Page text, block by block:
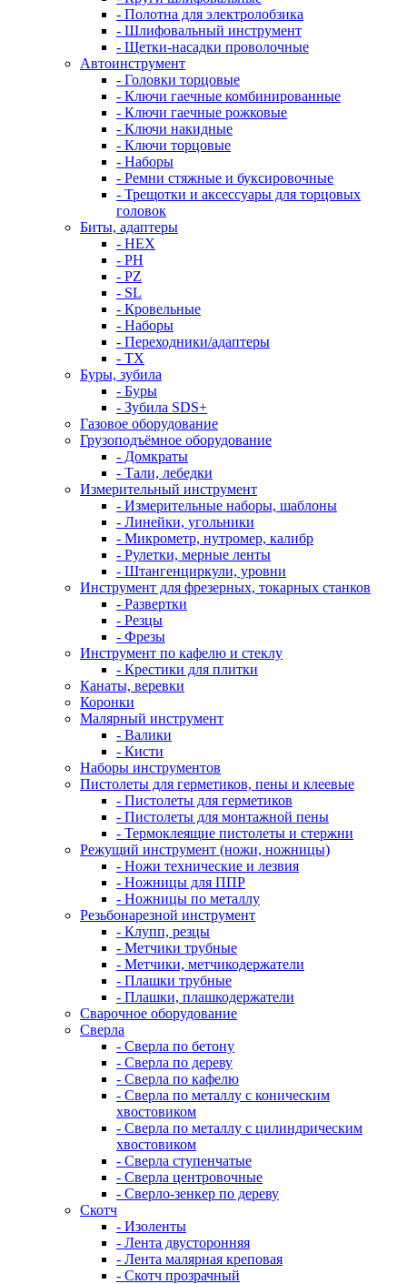
- Полотна для электролобзика
- Шлифовальный инструмент
- Щетки-насадки проволочные
Автоинструмент
- Головки торцовые
- Ключи гаечные комбинированные
- Ключи гаечные рожковые
- Ключи накидные
- Ключи торцовые
- Наборы
- Ремни стяжные и буксировочные
- Трещотки и аксессуары для торцовых
головок
Биты, адаптеры
- HEX
- PH
- PZ
- SL
- Кровельные
- Наборы
- Переходники/адаптеры
- ТX
Буры, зубила
- Буры
- Зубила SDS+
Газовое оборудование
Грузоподъёмное оборудование
- Домкраты
- Тали, лебедки
Измерительный инструмент
- Измерительные наборы, шаблоны
- Линейки, угольники
- Микрометр, нутромер, калибр
- Рулетки, мерные ленты
- Штангенциркули, уровни
Инструмент для фрезерных, токарных станков
- Развертки
- Резцы
- Фрезы
Инструмент по кафелю и стеклу
- Крестики для плитки
Канаты, веревки
Коронки
Малярный инструмент
- Валики
- Кисти
Наборы инструментов
Пистолеты для герметиков, пены и клеевые
- Пистолеты для герметиков
- Пистолеты для монтажной пены
- Термоклеящие пистолеты и стержни
Режущий инструмент (ножи, ножницы)
- Ножи технические и лезвия
- Ножницы для ППР
- Ножницы по металлу
Резьбонарезной инструмент
- Клупп, резцы
- Метчики трубные
- Метчики, метчикодержатели
- Плашки трубные
- Плашки, плашкодержатели
Сварочное оборудование
Сверла
- Сверла по бетону
- Сверла по дереву
- Сверла по кафелю
- Сверла по металлу с коническим
хвостовиком
- Сверла по металлу с цилиндрическим
хвостовиком
- Сверла ступенчатые
- Сверла центровочные
- Сверло-зенкер по дереву
Скотч
- Изоленты
- Лента двусторонняя
- Лента малярная креповая
- Скотч прозрачный